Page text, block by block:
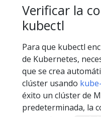
Verificar la
kubectl
Para que kubectl
de Kubernetes,
que se crea
clúster usando
éxito un clúster de
predeterminada, la